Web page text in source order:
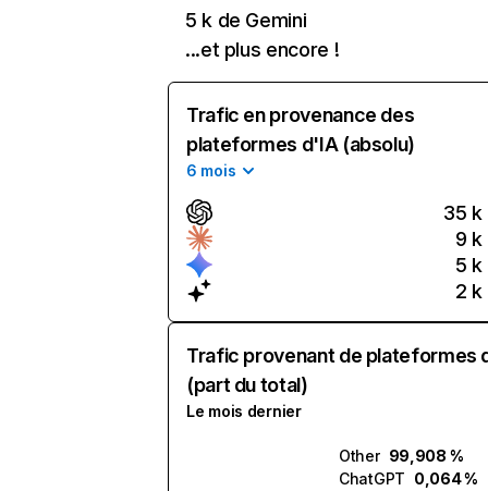
5 k de Gemini
...et plus encore !
Trafic en provenance des
plateformes d'IA (absolu)
6 mois
35 k
9 k
5 k
2 k
Trafic provenant de plateformes
(part du total)
Le mois dernier
Other 99,908 %
ChatGPT 0,064 %